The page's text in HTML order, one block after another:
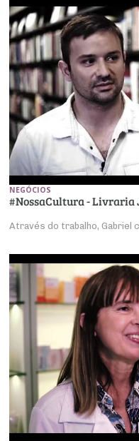
NEGÓCIOS
#NossaCultura - Livraria
Através do trabalho, Gabriel